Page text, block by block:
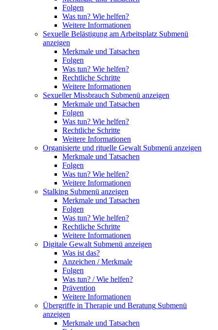
Folgen
Was tun? Wie helfen?
Weitere Informationen
Sexuelle Belästigung am Arbeitsplatz Submenü
anzeigen
Merkmale und Tatsachen
Folgen
Was tun? Wie helfen?
Rechtliche Schritte
Weitere Informationen
Sexueller Missbrauch Submenü anzeigen
Merkmale und Tatsachen
Folgen
Was tun? Wie helfen?
Rechtliche Schritte
Weitere Informationen
Organisierte und rituelle Gewalt Submenü anzeigen
Merkmale und Tatsachen
Folgen
Was tun? Wie helfen?
Weitere Informationen
Stalking Submenü anzeigen
Merkmale und Tatsachen
Folgen
Was tun? Wie helfen?
Rechtliche Schritte
Weitere Informationen
Digitale Gewalt Submenü anzeigen
Was ist das?
Anzeichen / Merkmale
Folgen
Was tun? / Wie helfen?
Prävention
Weitere Informationen
Übergriffe in Therapie und Beratung Submenü
anzeigen
Merkmale und Tatsachen